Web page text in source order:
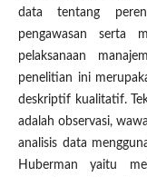
data tentang
pengawasan serta
pelaksanaan
penelitian ini
deskriptif kualitatif.
adalah observasi,
analisis data
Huberman yaitu